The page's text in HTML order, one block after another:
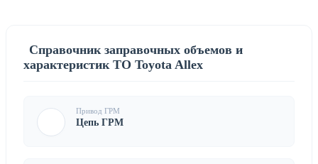
Справочник заправочных объемов и
характеристик ТО Toyota Allex
Привод ГРМ
Цепь ГРМ